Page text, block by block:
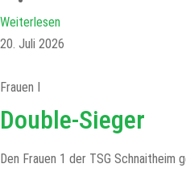
Weiterlesen
20. Juli 2026
Frauen I
Double-Sieger
Den Frauen 1 der TSG Schnaitheim